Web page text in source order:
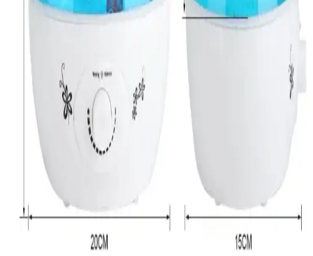
Fan-on-a-chip teknolojisi, piezoelektrik aktüatörler ve ince silikon
membran kullanarak ultra kompakt cihazlarda sessiz, enerji verimli
ve uzun ömürlü soğutma sağlar. Mekanik arızalar minimize
Manyetik Gizleme Teknolojisi: Askeri, Tıbbi ve Uzay
Uygulamalarıyla Geleceğin Mühendisliği
Manyetik gizleme teknolojisi, manyetik alanların algılanmasını
engelleyerek tıbbi güvenlik ve askeri koruma sağlar. Gelecekte uzay
yolculuğu ve enerji kalkanlarında kritik rol oynayabilir.
Su Kaynatarak Buhar Üreten Nemlendiriciler:
Hijyenik Nemlendirme ve Seçim Kriterleri
Su kaynatarak buhar üreten nemlendiriciler, hijyenik buhar sağlar ve
solunum yolu hassasiyeti olanlar için daha güvenlidir. Seçim ve
kullanımda kapasite, temizlik ve otomatik nem kontrolü önemlidir.